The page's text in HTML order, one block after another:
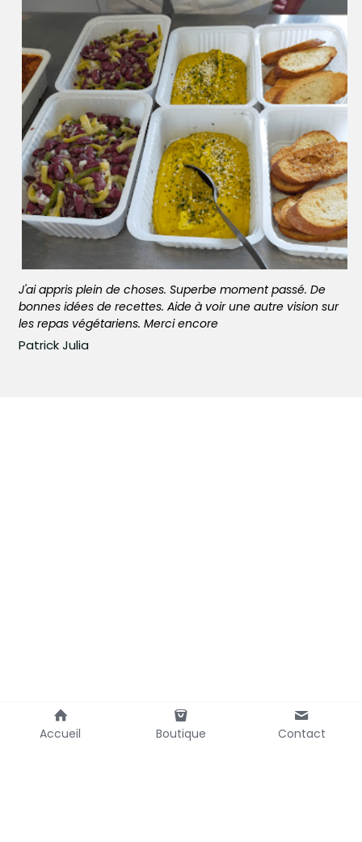
J'ai appris plein de choses. Superbe moment passé. De
bonnes idées de recettes. Aide à voir une autre vision sur
les repas végétariens. Merci encore
Patrick Julia
Accueil Boutique Contact